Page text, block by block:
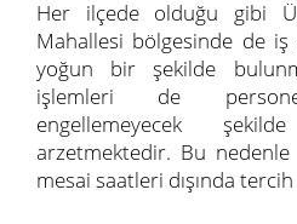
Her ilçede olduğu gibi
Mahallesi bölgesinde de iş
yoğun bir şekilde
işlemleri de
engellemeyecek
arzetmektedir. Bu
mesai saatleri dışında